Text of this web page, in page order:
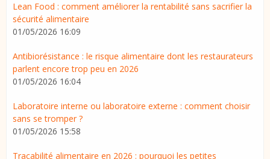
Lean Food : comment améliorer la rentabilité sans sacrifier la
sécurité alimentaire
01/05/2026 16:09
Antibiorésistance : le risque alimentaire dont les restaurateurs
parlent encore trop peu en 2026
01/05/2026 16:04
Laboratoire interne ou laboratoire externe : comment choisir
sans se tromper ?
01/05/2026 15:58
Traçabilité alimentaire en 2026 : pourquoi les petites